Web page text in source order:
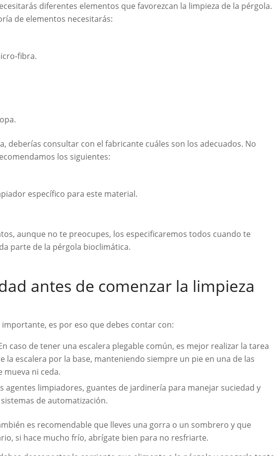
diferentes elementos que favorezcan la limpieza de la pérgola.
de elementos necesitarás:
fibra.
deberías consultar con el fabricante cuáles son los adecuados. No
los siguientes:
específico para este material.
aunque no te preocupes, los especificaremos todos cuando te
parte de la pérgola bioclimática.
antes de comenzar la limpieza
es por eso que debes contar con:
caso de tener una escalera plegable común, es mejor realizar la tarea
la escalera por la base, manteniendo siempre un pie en una de las
mueva ni ceda.
agentes limpiadores, guantes de jardinería para manejar suciedad y
de automatización.
es recomendable que lleves una gorra o un sombrero y que
si hace mucho frío, abrígate bien para no resfriarte.